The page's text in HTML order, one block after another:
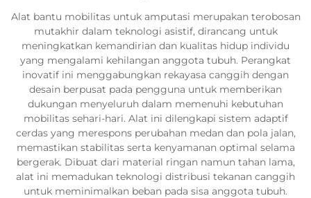
Alat bantu mobilitas untuk amputasi merupakan terobosan
mutakhir dalam teknologi asistif, dirancang untuk
meningkatkan kemandirian dan kualitas hidup individu
yang mengalami kehilangan anggota tubuh. Perangkat
inovatif ini menggabungkan rekayasa canggih dengan
desain berpusat pada pengguna untuk memberikan
dukungan menyeluruh dalam memenuhi kebutuhan
mobilitas sehari-hari. Alat ini dilengkapi sistem adaptif
cerdas yang merespons perubahan medan dan pola jalan,
memastikan stabilitas serta kenyamanan optimal selama
bergerak. Dibuat dari material ringan namun tahan lama,
alat ini memadukan teknologi distribusi tekanan canggih
untuk meminimalkan beban pada sisa anggota tubuh.